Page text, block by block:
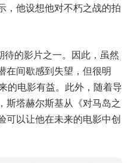
，他设想他对不朽之战的拍
待的影片之一。因此，虽然
在间歇感到失望，但很明
的电影有益。此外，随着导
斯塔赫尔斯基从《对马岛之
可以让他在未来的电影中创